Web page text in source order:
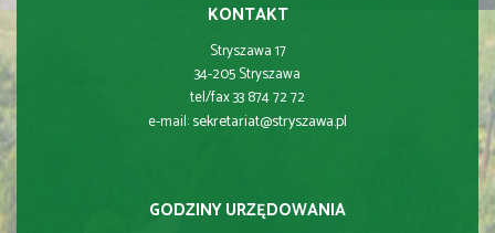
KONTAKT
Stryszawa 17
34-205 Stryszawa
tel/fax 33 874 72 72
e-mail:sekretariat@stryszawa.pl
GODZINY URZĘDOWANIA